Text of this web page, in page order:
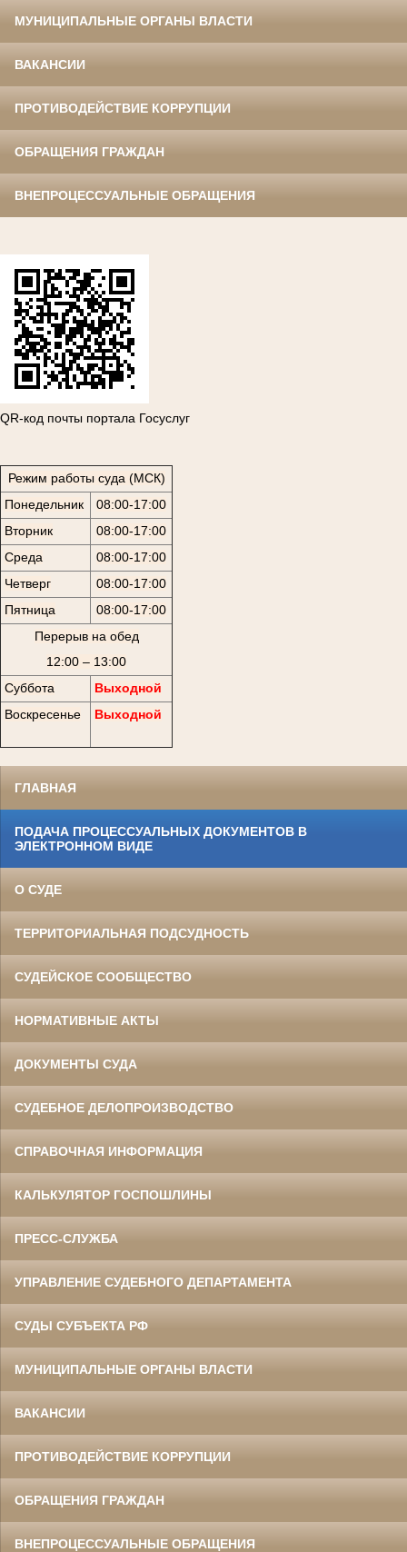
МУНИЦИПАЛЬНЫЕ ОРГАНЫ ВЛАСТИ
ВАКАНСИИ
ПРОТИВОДЕЙСТВИЕ КОРРУПЦИИ
ОБРАЩЕНИЯ ГРАЖДАН
ВНЕПРОЦЕССУАЛЬНЫЕ ОБРАЩЕНИЯ
QR-код почты портала Госуслуг
Режим работы суда (МСК)
Понедельник
08:00-17:00
Вторник
08:00-17:00
Среда
08:00-17:00
Четверг
08:00-17:00
Пятница
08:00-17:00
Перерыв на обед
12:00 – 13:00
Суббота
Выходной
Воскресенье
Выходной
ГЛАВНАЯ
ПОДАЧА ПРОЦЕССУАЛЬНЫХ ДОКУМЕНТОВ В
ЭЛЕКТРОННОМ ВИДЕ
О СУДЕ
ТЕРРИТОРИАЛЬНАЯ ПОДСУДНОСТЬ
СУДЕЙСКОЕ СООБЩЕСТВО
НОРМАТИВНЫЕ АКТЫ
ДОКУМЕНТЫ СУДА
СУДЕБНОЕ ДЕЛОПРОИЗВОДСТВО
СПРАВОЧНАЯ ИНФОРМАЦИЯ
КАЛЬКУЛЯТОР ГОСПОШЛИНЫ
ПРЕСС-СЛУЖБА
УПРАВЛЕНИЕ СУДЕБНОГО ДЕПАРТАМЕНТА
СУДЫ СУБЪЕКТА РФ
МУНИЦИПАЛЬНЫЕ ОРГАНЫ ВЛАСТИ
ВАКАНСИИ
ПРОТИВОДЕЙСТВИЕ КОРРУПЦИИ
ОБРАЩЕНИЯ ГРАЖДАН
ВНЕПРОЦЕССУАЛЬНЫЕ ОБРАЩЕНИЯ